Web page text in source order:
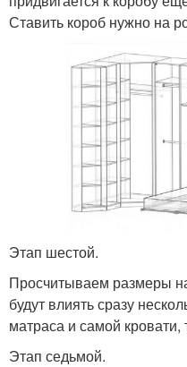
Ставить короб нужно на
Этап шестой.
Просчитываем размеры
будут влиять сразу
матраса и самой
Этап седьмой.